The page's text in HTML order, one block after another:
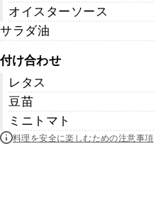
オイスターソース
サラダ油
付け合わせ
レタス
豆苗
ミニトマト
料理を安全に楽しむための注意事項